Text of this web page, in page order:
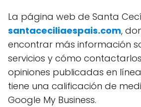
La página web de Santa
santaceciliaespais.com,
encontrar más información
servicios y cómo
opiniones publicadas en
tiene una calificación de
Google My Business.